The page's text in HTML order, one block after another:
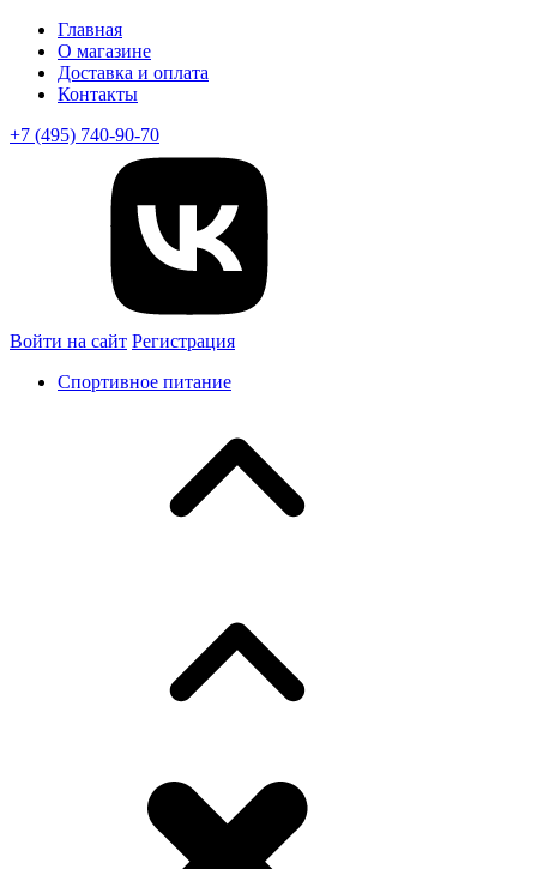
Главная
О магазине
Доставка и оплата
Контакты
+7 (495) 740-90-70
Войти на сайт Регистрация
Спортивное питание